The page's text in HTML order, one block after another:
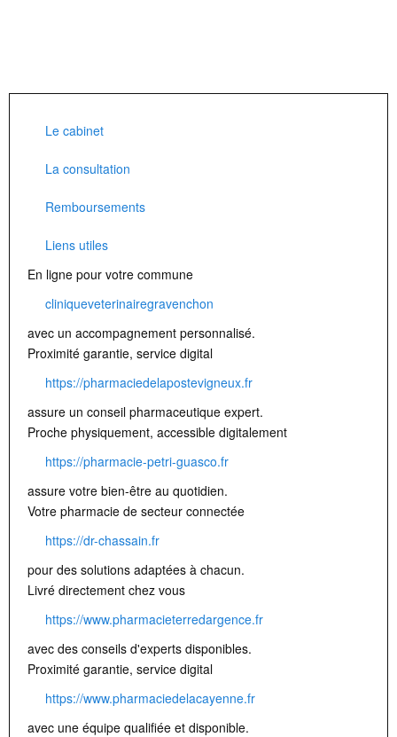
Le cabinet
La consultation
Remboursements
Liens utiles
En ligne pour votre commune
cliniqueveterinairegravenchon
avec un accompagnement personnalisé.
Proximité garantie, service digital
https://pharmaciedelapostevigneux.fr
assure un conseil pharmaceutique expert.
Proche physiquement, accessible digitalement
https://pharmacie-petri-guasco.fr
assure votre bien-être au quotidien.
Votre pharmacie de secteur connectée
https://dr-chassain.fr
pour des solutions adaptées à chacun.
Livré directement chez vous
https://www.pharmacieterredargence.fr
avec des conseils d'experts disponibles.
Proximité garantie, service digital
https://www.pharmaciedelacayenne.fr
avec une équipe qualifiée et disponible.